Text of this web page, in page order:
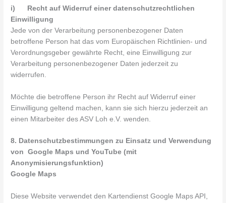
i) Recht auf Widerruf einer datenschutzrechtlichen
Einwilligung
Jede von der Verarbeitung personenbezogener Daten
betroffene Person hat das vom Europäischen Richtlinien- und
Verordnungsgeber gewährte Recht, eine Einwilligung zur
Verarbeitung personenbezogener Daten jederzeit zu
widerrufen.
Möchte die betroffene Person ihr Recht auf Widerruf einer
Einwilligung geltend machen, kann sie sich hierzu jederzeit an
einen Mitarbeiter des ASV Loh e.V. wenden.
8. Datenschutzbestimmungen zu Einsatz und Verwendung
von Google Maps und YouTube (mit
Anonymisierungsfunktion)
Google Maps
Diese Website verwendet den Kartendienst Google Maps API,